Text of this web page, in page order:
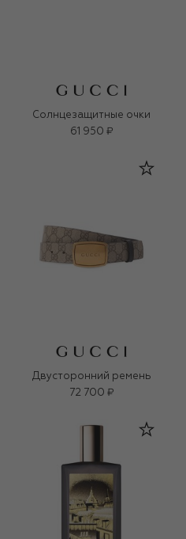
Солнцезащитные очки
61 950 ₽
Двусторонний ремень
72 700 ₽